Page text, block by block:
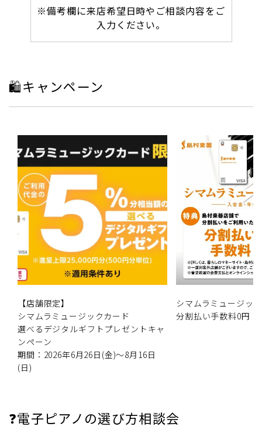
※備考欄に来店希望日時やご相談内容をご
入力ください。
🛍️キャンペーン
【店舗限定】
シマムラミュージックカード
選べるデジタルギフトプレゼントキャ
ンペーン
期間：2026年6月26日(金)～8月16日
(日)
シマムラミュージッ
分割払い手数料0円
❓電子ピアノの選び方相談会